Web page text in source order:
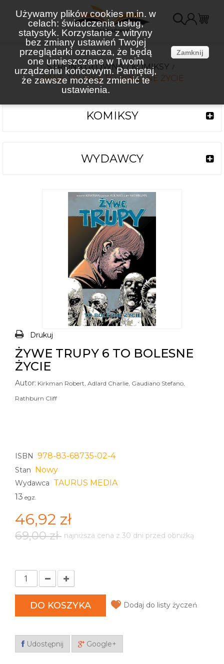
Używamy plików cookies m.in. w
celach: świadczenia usług,
statystyk. Korzystanie z witryny
bez zmiany ustawień Twojej
przeglądarki oznacza, że będą
one umieszczane w Twoim
urządzeniu końcowym. Pamiętaj,
że zawsze możesz zmienić te
ustawienia.
Zamknij
STRONA GŁÓWNA
KOMIKSY
ŻYWE TRUPY 6 TO BOLESNE ŻYCIE
KOMIKSY
WYDAWCY
Drukuj
ŻYWE TRUPY 6 TO BOLESNE
ŻYCIE
Autor: Kirkman Robert, Adlard Charlie, Gaudiano Stefano,
Rathburn Cliff
ISBN 978-83-68735-02-4
Stan Nowy
Wydawca TAURUS MEDIA
13 egz.
46,92 zł
69,00 zł najniższa cena z 30 dni przed obniżką
DO KOSZYKA Dodaj do listy życzeń
Udostępnij Google+